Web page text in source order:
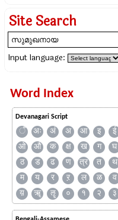
Site Search
Input language:
Word Index
Devanagari Script
ँ अः अं अ आ इ ई
ओ
औ क क्ष ख ग घ
ठ
ड ढ ण त्र त थ
म
य र ऱ ल ळ व
य़
ॠ ॡ ० १ २ ३